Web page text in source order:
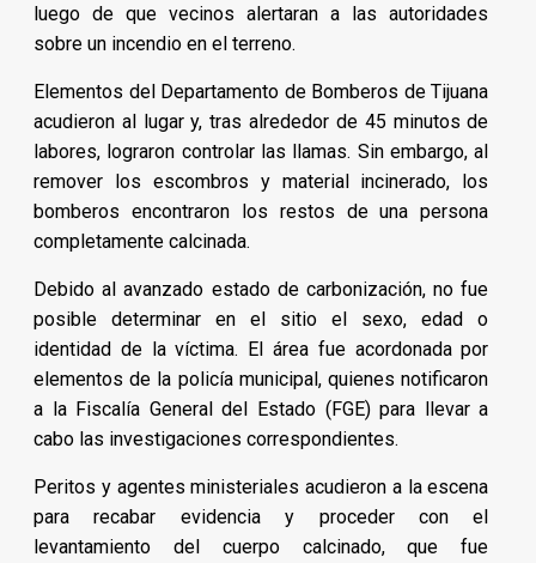
luego de que vecinos alertaran a las autoridades
sobre un incendio en el terreno.
Elementos del Departamento de Bomberos de Tijuana
acudieron al lugar y, tras alrededor de 45 minutos de
labores, lograron controlar las llamas. Sin embargo, al
remover los escombros y material incinerado, los
bomberos encontraron los restos de una persona
completamente calcinada.
Debido al avanzado estado de carbonización, no fue
posible determinar en el sitio el sexo, edad o
identidad de la víctima. El área fue acordonada por
elementos de la policía municipal, quienes notificaron
a la Fiscalía General del Estado (FGE) para llevar a
cabo las investigaciones correspondientes.
Peritos y agentes ministeriales acudieron a la escena
para recabar evidencia y proceder con el
levantamiento del cuerpo calcinado, que fue